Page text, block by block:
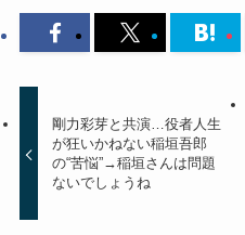
剛力彩芽と共演…役者人生
が狂いかねない稲垣吾郎
の“苦悩”→稲垣さんは問題
ないでしょうね